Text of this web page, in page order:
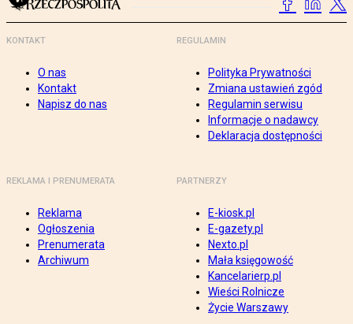
KONTAKT
O nas
Kontakt
Napisz do nas
REGULAMIN
Polityka Prywatności
Zmiana ustawień zgód
Regulamin serwisu
Informacje o nadawcy
Deklaracja dostępności
REKLAMA I PRENUMERATA
Reklama
Ogłoszenia
Prenumerata
Archiwum
PARTNERZY
E-kiosk.pl
E-gazety.pl
Nexto.pl
Mała księgowość
Kancelarierp.pl
Wieści Rolnicze
Życie Warszawy